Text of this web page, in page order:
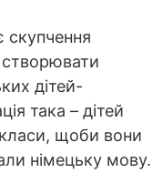
скупчення
створювати
дітей-
така – дітей
класи, щоби вони
німецьку мову.